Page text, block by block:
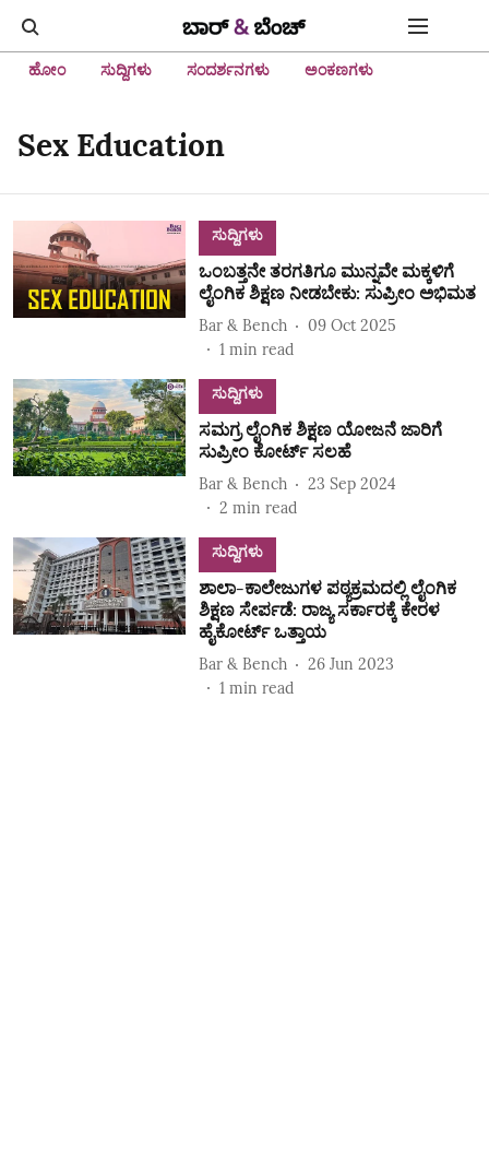
ಹೋಂ ಸುದ್ದಿಗಳು ಸಂದರ್ಶನಗಳು ಅಂಕಣಗಳು
Sex Education
ಸುದ್ದಿಗಳು
ಒಂಬತ್ತನೇ ತರಗತಿಗೂ ಮುನ್ನವೇ ಮಕ್ಕಳಿಗೆ
ಲೈಂಗಿಕ ಶಿಕ್ಷಣ ನೀಡಬೇಕು: ಸುಪ್ರೀಂ ಅಭಿಮತ
Bar & Bench
09 Oct 2025
1 min read
ಸುದ್ದಿಗಳು
ಸಮಗ್ರ ಲೈಂಗಿಕ ಶಿಕ್ಷಣ ಯೋಜನೆ ಜಾರಿಗೆ
ಸುಪ್ರೀಂ ಕೋರ್ಟ್ ಸಲಹೆ
Bar & Bench
23 Sep 2024
2 min read
ಸುದ್ದಿಗಳು
ಶಾಲಾ-ಕಾಲೇಜುಗಳ ಪಠ್ಯಕ್ರಮದಲ್ಲಿ ಲೈಂಗಿಕ
ಶಿಕ್ಷಣ ಸೇರ್ಪಡೆ: ರಾಜ್ಯ ಸರ್ಕಾರಕ್ಕೆ ಕೇರಳ
ಹೈಕೋರ್ಟ್ ಒತ್ತಾಯ
Bar & Bench
26 Jun 2023
1 min read